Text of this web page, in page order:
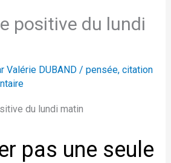
positive du lundi
Valérie DUBAND / pensée, citation
du lundi matin
pas une seule